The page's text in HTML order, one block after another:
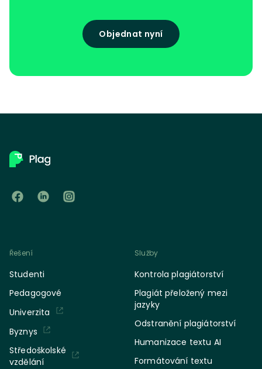
Objednat nyní
Řešení
Studenti
Pedagogové
Univerzita
Byznys
Středoškolské
vzdělání
Služby
Kontrola plagiátorství
Plagiát přeložený mezi
jazyky
Odstranění plagiátorství
Humanizace textu AI
Formátování textu